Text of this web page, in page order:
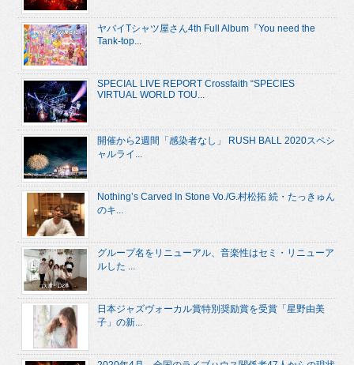
ヤバイTシャツ屋さん4th Full Album『You need the
Tank-top...
SPECIAL LIVE REPORT Crossfaith “SPECIES
VIRTUAL WORLD TOU...
開催から2週間「感染者なし」 RUSH BALL 2020スペシ
ャルライ...
Nothing’s Carved In Stone Vo./G.村松拓 続・たっきゅん
のキ...
グループ名をリニューアル、音楽性はセミ・リニューア
ルした ...
日本ジャズヴォーカル賞特別奨励賞を受賞「星野由美
子」の新...